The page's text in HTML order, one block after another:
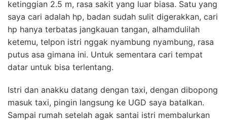
ketinggian 2.5 m, rasa sakit yang luar biasa. Satu yang
saya cari adalah hp, badan sudah sulit digerakkan, cari
hp hanya terbatas jangkauan tangan, alhamdulilah
ketemu, telpon istri nggak nyambung nyambung, rasa
putus asa gimana ini. Untuk sementara cari tempat
datar untuk bisa terlentang.
Istri dan anakku datang dengan taxi, dengan dibopong
masuk taxi, pingin langsung ke UGD saya batalkan.
Sampai rumah setelah agak santai istri membalurkan